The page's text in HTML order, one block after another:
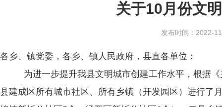
关于10月份文
发布时间：2022-
各乡、镇党委，各乡、镇人民政府，县直各单位：
为进一步提升我县文明城市创建工作水平，根据
县建成区所有城市社区、所有乡镇（开发园区）进行了